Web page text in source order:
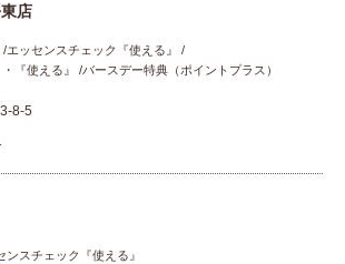
店
エッセンスチェック『使える』
『使える』
バースデー特典（ポイントプラス）
8-5
ンスチェック『使える』